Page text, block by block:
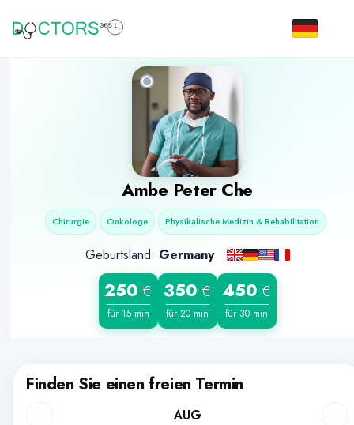
Ambe Peter Che
Chirurgie Onkologe Physikalische Medizin & Rehabilitation
Geburtsland: Germany
250 €
für 15 min
350 €
für 20 min
450 €
für 30 min
Finden Sie einen freien Termin
AUG